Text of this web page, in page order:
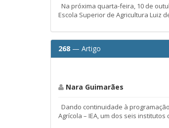
Na próxima quarta-feira, 10 de
Escola Superior de Agricultura Luiz
268 — Artigo
Nara Guimarães
Dando continuidade à
Agrícola – IEA, um dos seis